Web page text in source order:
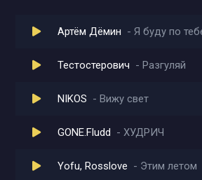
Артём Дёмин Я буду по
Тестостерович Разгуляй
NIKOS Вижу свет
GONE.Fludd ХУДРИЧ
Yofu, Rosslove Этим летом